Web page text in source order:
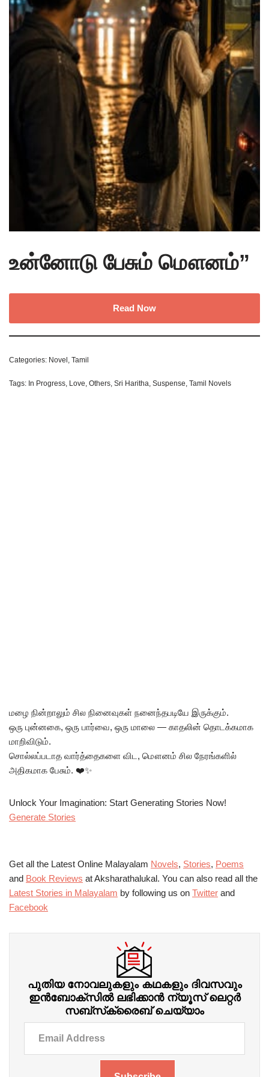
உன்னோடு பேசும் மௌனம்”
Read Now
Categories: Novel Tamil
Tags: In Progress Love Others Sri Haritha Suspense Tamil Novels
மழை நின்றாலும் சில நினைவுகள் நனைந்தபடியே இருக்கும்.
ஒரு புன்னகை, ஒரு பார்வை, ஒரு மாலை — காதலின் தொடக்கமாக
மாறிவிடும்.
சொல்லப்படாத வார்த்தைகளை விட, மௌனம் சில நேரங்களில்
அதிகமாக பேசும். ❤️✨
Unlock Your Imagination: Start Generating Stories Now!
Generate Stories
Get all the Latest Online Malayalam Novels, Stories, Poems
and Book Reviews at Aksharathalukal. You can also read all the
Latest Stories in Malayalam by following us on Twitter and
Facebook
പുതിയ നോവലുകളും കഥകളും ദിവസവും
ഇന്‍ബോക്‌സില്‍ ലഭിക്കാന്‍ ന്യൂസ് ലെറ്റർ
സബ്‌സ്‌ക്രൈബ് ചെയ്യാം